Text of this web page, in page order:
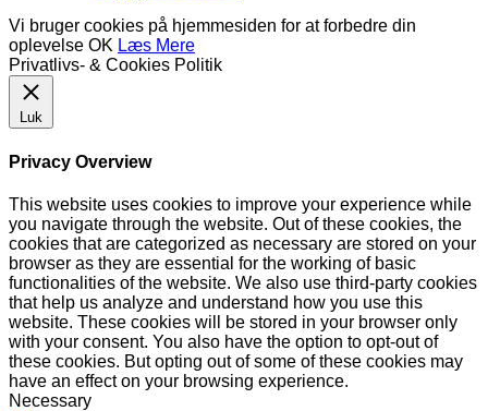
Vi bruger cookies på hjemmesiden for at forbedre din
oplevelse OK Læs Mere
Privatlivs- & Cookies Politik
Luk
Privacy Overview
This website uses cookies to improve your experience while
you navigate through the website. Out of these cookies, the
cookies that are categorized as necessary are stored on your
browser as they are essential for the working of basic
functionalities of the website. We also use third-party cookies
that help us analyze and understand how you use this
website. These cookies will be stored in your browser only
with your consent. You also have the option to opt-out of
these cookies. But opting out of some of these cookies may
have an effect on your browsing experience.
Necessary